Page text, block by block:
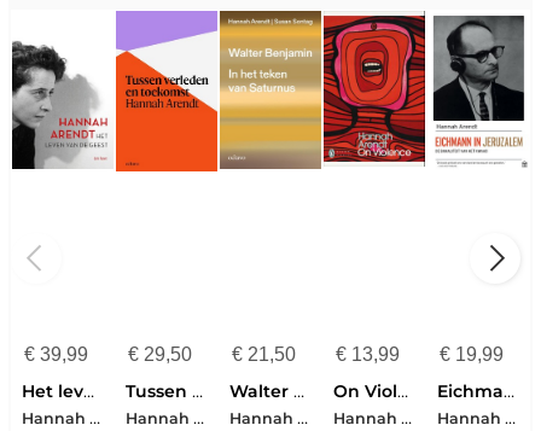
€39,99
Het leven van de geest
Hannah Arendt
€29,50
Tussen verleden en toekomst
Hannah Arendt
€ 21,50
Walter Benjamin
Hannah Arendt-Susan Sontag
€ 13,99
On Violence
Hannah Arendt
€ 19,99
Eichmann in Jeruzalem
Hannah Arendt